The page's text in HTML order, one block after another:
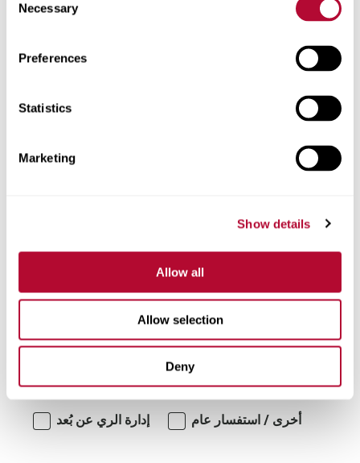
Selection
Necessary
Preferences
Statistics
Marketing
Show details
Allow all
Allow selection
Deny
هاتف
تعليقات
أنظمة الري الدوارة/المتحركة جانبياً
إدارة الري عن بُعد أخرى / استفسار عام